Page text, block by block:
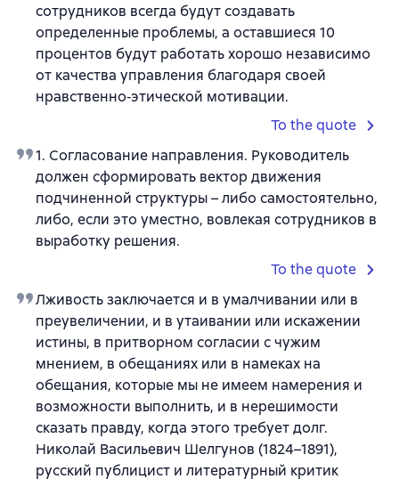
сотрудников всегда будут создавать
определенные проблемы, а оставшиеся 10
процентов будут работать хорошо независимо
от качества управления благодаря своей
нравственно‑этической мотивации.
To the quote
1. Согласование направления. Руководитель
должен сформировать вектор движения
подчиненной структуры – либо самостоятельно,
либо, если это уместно, вовлекая сотрудников в
выработку решения.
To the quote
Лживость заключается и в умалчивании или в
преувеличении, и в утаивании или искажении
истины, в притворном согласии с чужим
мнением, в обещаниях или в намеках на
обещания, которые мы не имеем намерения и
возможности выполнить, и в нерешимости
сказать правду, когда этого требует долг.
Николай Васильевич Шелгунов (1824–1891),
русский публицист и литературный критик